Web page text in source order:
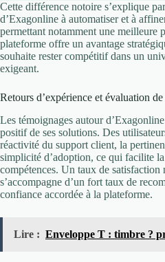
Cette différence notoire s’explique
d’Exagonline à automatiser et à
permettant notamment une meilleure
plateforme offre un avantage
souhaite rester compétitif dans un
exigeant.
Retours d’expérience et évaluation
Les témoignages autour
positif de ses solutions. Des
réactivité du support client, la
simplicité d’adoption, ce qui facilite
compétences. Un taux de satisfaction
s’accompagne d’un fort taux de
confiance accordée à la plateforme.
Lire : Enveloppe T : timbre ?